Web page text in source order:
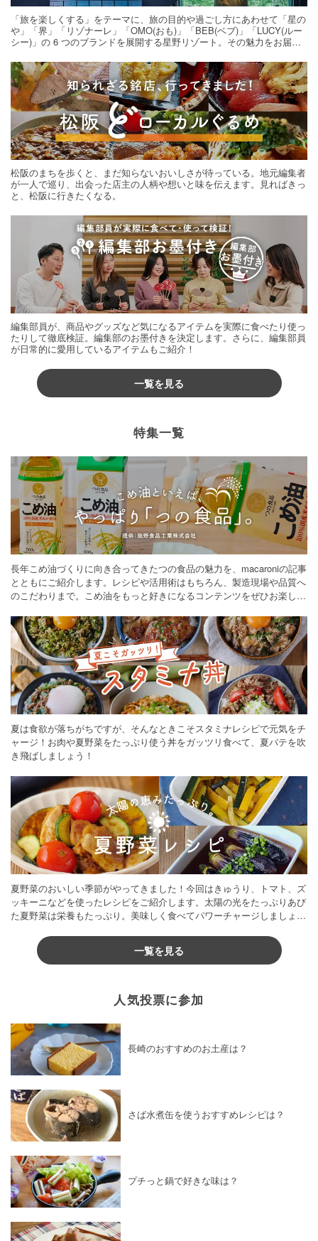
「旅を楽しくする」をテーマに、旅の目的や過ごし方にあわせて「星の
や」「界」「リゾナーレ」「OMO(おも)」「BEB(ベブ)」「LUCY(ルー
シー)」の 6 つのブランドを展開する星野リゾート。その魅力をお届け
松阪のまちを歩くと、まだ知らないおいしさが待っている。地元編集者
が一人で巡り、出会った店主の人柄や想いと味を伝えます。見ればきっ
と、松阪に行きたくなる。
編集部員が、商品やグッズなど気になるアイテムを実際に食べたり使っ
たりして徹底検証。編集部のお墨付きを決定します。さらに、編集部員
が日常的に愛用しているアイテムもご紹介！
一覧を見る
特集一覧
長年こめ油づくりに向き合ってきたつの食品の魅力を、macaroniの記事
とともにご紹介します。レシピや活用術はもちろん、製造現場や品質へ
のこだわりまで。こめ油をもっと好きになるコンテンツをぜひお楽しみ
夏は食欲が落ちがちですが、そんなときこそスタミナレシピで元気をチ
ャージ！お肉や夏野菜をたっぷり使う丼をガッツリ食べて、夏バテを吹
き飛ばしましょう！
夏野菜のおいしい季節がやってきました！今回はきゅうり、トマト、ズ
ッキーニなどを使ったレシピをご紹介します。太陽の光をたっぷりあび
た夏野菜は栄養もたっぷり。美味しく食べてパワーチャージしましょう
一覧を見る
人気投票に参加
長崎のおすすめのお土産は？
さば水煮缶を使うおすすめレシピは？
プチっと鍋で好きな味は？